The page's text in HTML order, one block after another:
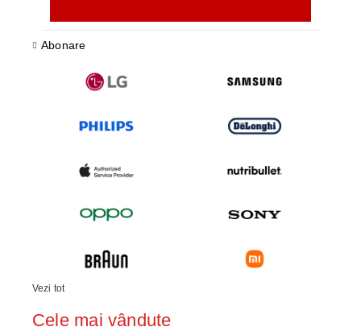
Abonare
Vezi tot
Cele mai vândute